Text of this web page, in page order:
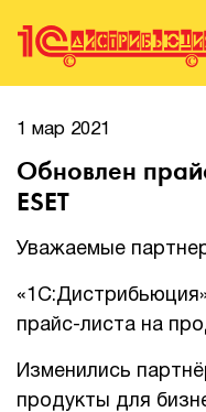
Поиск
Вендоры
Партнерам
1 мар 2021
Обновлен
ESET
Уважаемые
прайс-листа на
Изменились
продукты для